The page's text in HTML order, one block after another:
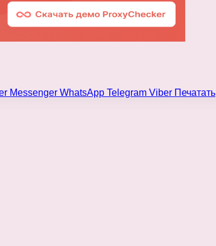
Messenger WhatsApp Telegram Viber Печатать